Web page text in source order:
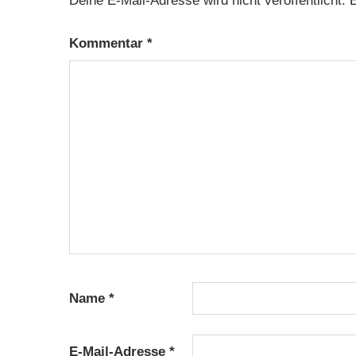
Kommentar *
Name *
E-Mail-Adresse *